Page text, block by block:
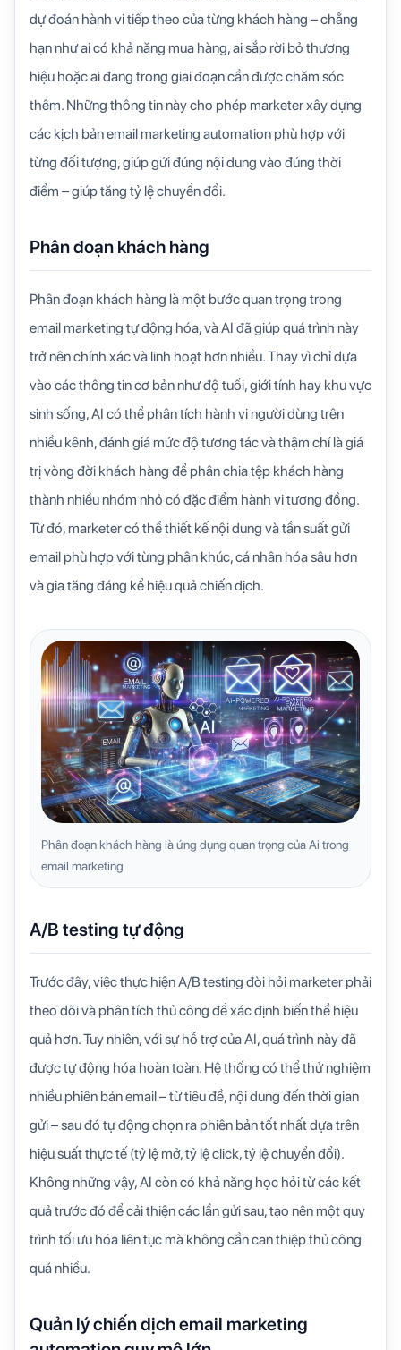
dự đoán hành vi tiếp theo của từng khách hàng – chẳng
hạn như ai có khả năng mua hàng, ai sắp rời bỏ thương
hiệu hoặc ai đang trong giai đoạn cần được chăm sóc
thêm. Những thông tin này cho phép marketer xây dựng
các kịch bản email marketing automation phù hợp với
từng đối tượng, giúp gửi đúng nội dung vào đúng thời
điểm – giúp tăng tỷ lệ chuyển đổi.
Phân đoạn khách hàng
Phân đoạn khách hàng là một bước quan trọng trong
email marketing tự động hóa, và AI đã giúp quá trình này
trở nên chính xác và linh hoạt hơn nhiều. Thay vì chỉ dựa
vào các thông tin cơ bản như độ tuổi, giới tính hay khu vực
sinh sống, AI có thể phân tích hành vi người dùng trên
nhiều kênh, đánh giá mức độ tương tác và thậm chí là giá
trị vòng đời khách hàng để phân chia tệp khách hàng
thành nhiều nhóm nhỏ có đặc điểm hành vi tương đồng.
Từ đó, marketer có thể thiết kế nội dung và tần suất gửi
email phù hợp với từng phân khúc, cá nhân hóa sâu hơn
và gia tăng đáng kể hiệu quả chiến dịch.
Phân đoạn khách hàng là ứng dụng quan trọng của Ai trong
email marketing
A/B testing tự động
Trước đây, việc thực hiện A/B testing đòi hỏi marketer phải
theo dõi và phân tích thủ công để xác định biến thể hiệu
quả hơn. Tuy nhiên, với sự hỗ trợ của AI, quá trình này đã
được tự động hóa hoàn toàn. Hệ thống có thể thử nghiệm
nhiều phiên bản email – từ tiêu đề, nội dung đến thời gian
gửi – sau đó tự động chọn ra phiên bản tốt nhất dựa trên
hiệu suất thực tế (tỷ lệ mở, tỷ lệ click, tỷ lệ chuyển đổi).
Không những vậy, AI còn có khả năng học hỏi từ các kết
quả trước đó để cải thiện các lần gửi sau, tạo nên một quy
trình tối ưu hóa liên tục mà không cần can thiệp thủ công
quá nhiều.
Quản lý chiến dịch email marketing